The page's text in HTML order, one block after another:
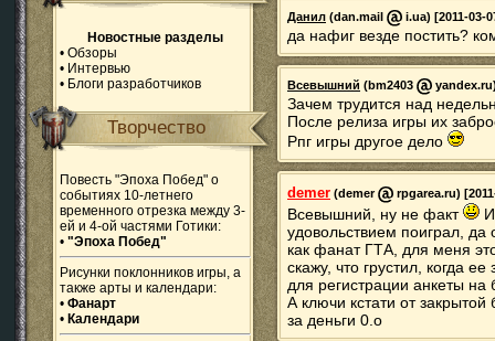
Новостные разделы
• Обзоры
• Интервью
• Блоги разработчиков
Творчество
Повесть "Эпоха Побед" о
событиях 10-летнего
временного отрезка между 3-
ей и 4-ой частями Готики:
• "Эпоха Побед"
Рисунки поклонников игры, а
также арты и календари:
• Фанарт
• Календари
Данил (dan.mail i.ua) [2011-03-
да нафиг везде постить?
Всевышний (bm2403
Зачем трудится над
После релиза игры их
Рпг игры другое дело
demer (demer rpgarea.ru)
Всевышний, ну не факт
удовольствием поиграл,
как фанат ГТА, для меня
скажу, что грустил, когда
для регистрации анкеты на
А ключи кстати от
за деньги 0.о